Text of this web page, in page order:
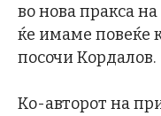
во нова пракса
ќе имаме повеќе
посочи Кордалов.
Ко-авторот на